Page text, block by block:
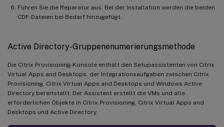
Führen Sie die Reparatur aus. Bei der Installation werden die beiden
CDF-Dateien bei Bedarf hinzugefügt.
Active Directory-Gruppenenumerierungsmethode
Die Citrix Provisioning-Konsole enthält den Setupassistenten von Citrix
Virtual Apps and Desktops, der Integrationsaufgaben zwischen Citrix
Provisioning, Citrix Virtual Apps and Desktops und Windows Active
Directory bereitstellt. Der Assistent erstellt die VMs und alle
erforderlichen Objekte in Citrix Provisioning, Citrix Virtual Apps and
Desktops und Active Directory.